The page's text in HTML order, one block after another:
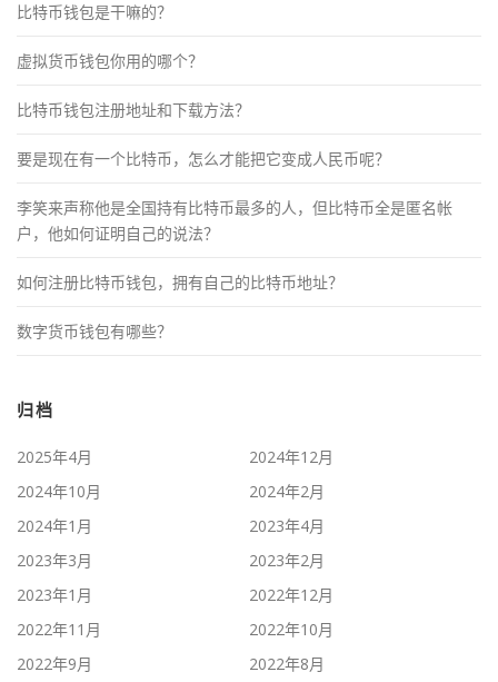
比特币钱包是干嘛的？
虚拟货币钱包你用的哪个？
比特币钱包注册地址和下载方法？
要是现在有一个比特币，怎么才能把它变成人民币呢？
李笑来声称他是全国持有比特币最多的人，但比特币全是匿名帐
户，他如何证明自己的说法？
如何注册比特币钱包，拥有自己的比特币地址？
数字货币钱包有哪些？
归档
2025年4月
2024年12月
2024年10月
2024年2月
2024年1月
2023年4月
2023年3月
2023年2月
2023年1月
2022年12月
2022年11月
2022年10月
2022年9月
2022年8月